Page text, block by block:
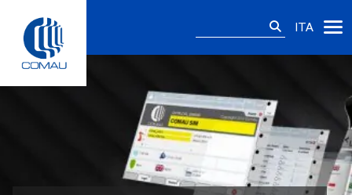
content
ITA